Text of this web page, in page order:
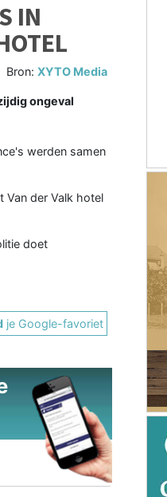
IN
Bron:XYTO Media
ongeval
werden samen
Van der Valk hotel
doet
je Google-favoriet